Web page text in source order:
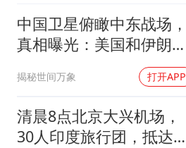
中国卫星俯瞰中东战场，
真相曝光：美国和伊朗都
揭秘世间万象 打开APP
清晨8点北京大兴机场，
30人印度旅行团，抵达，